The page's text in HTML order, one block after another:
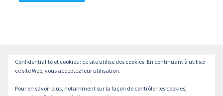
Accueil L’APPEP Adhésion
La revue « L’enseignement
Philosophique »
Confidentialité et cookies : ce site utilise des cookies. En continuant à utiliser
ce site Web, vous acceptez leur utilisation.
Pour en savoir plus, notamment sur la façon de contrôler les cookies,